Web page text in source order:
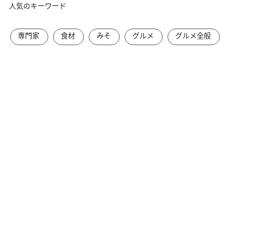
人気のキーワード
専門家 食材 みそ グルメ グルメ全般